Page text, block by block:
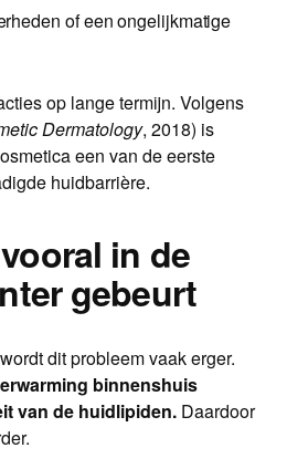
of een ongelijkmatige
op lange termijn. Volgens
Dermatology, 2018) is
een van de eerste
huidbarrière.
in de
gebeurt
dit probleem vaak erger.
binnenshuis
van de huidlipiden. Daardoor